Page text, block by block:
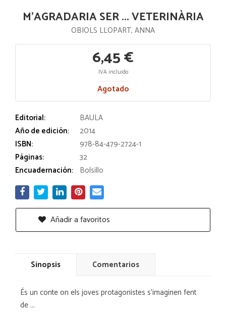
M'AGRADARIA SER ... VETERINÀRIA
OBIOLS LLOPART, ANNA
6,45 €
IVA incluido
Agotado
Editorial:
BAULA
Año de edición:
2014
ISBN:
978-84-479-2724-1
Páginas:
32
Encuadernación: Bolsillo
Añadir a favoritos
Sinopsis Comentarios
És un conte on els joves protagonistes s'imaginen fent
de ...